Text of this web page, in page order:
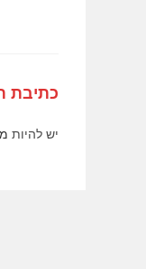
כתיבת
יש להיות